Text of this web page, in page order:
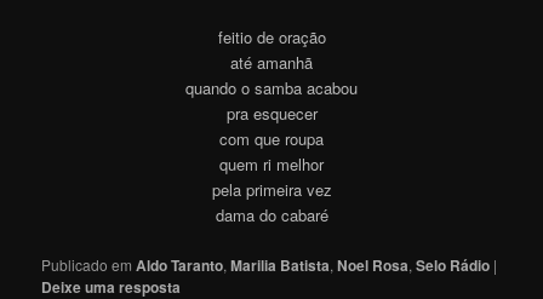
feitio de oração
até amanhã
quando o samba acabou
pra esquecer
com que roupa
quem ri melhor
pela primeira vez
dama do cabaré
Publicado em Aldo Taranto,Marilia Batista,Noel Rosa,Selo Rádio |
Deixe uma resposta